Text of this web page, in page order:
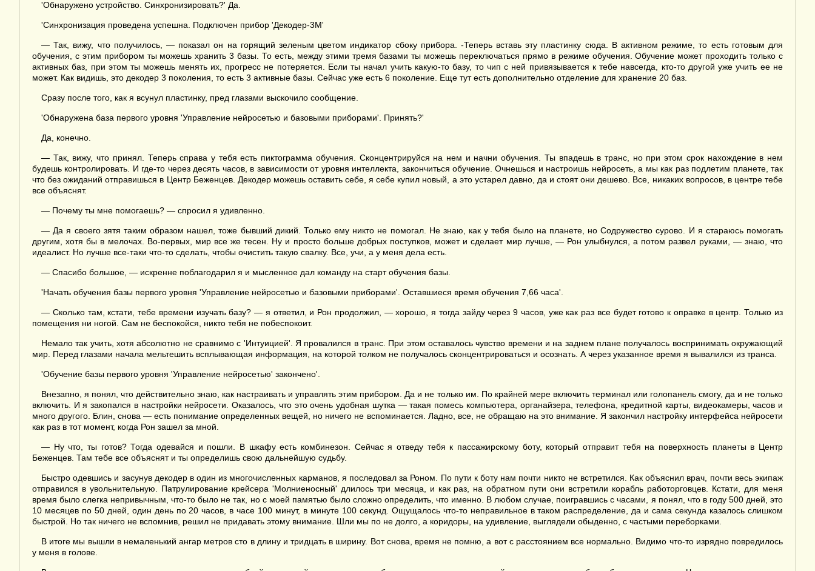
'Обнаружено устройство. Синхронизировать?' Да.
'Синхронизация проведена успешна. Подключен прибор 'Декодер-3М'
— Так, вижу, что получилось, — показал он на горящий зеленым цветом индикатор сбоку прибора. -Теперь вставь эту пластинку сюда. В активном режиме, то есть готовым для
обучения, с этим прибором ты можешь хранить 3 базы. То есть, между этими тремя базами ты можешь переключаться прямо в режиме обучения. Обучение может проходить только с
активных баз, при этом ты можешь менять их, прогресс не потеряется. Если ты начал учить какую-то базу, то чип с ней привязывается к тебе навсегда, кто-то другой уже учить ее не
может. Как видишь, это декодер 3 поколения, то есть 3 активные базы. Сейчас уже есть 6 поколение. Еще тут есть дополнительно отделение для хранение 20 баз.
Сразу после того, как я всунул пластинку, пред глазами выскочило сообщение.
'Обнаружена база первого уровня 'Управление нейросетью и базовыми приборами'. Принять?'
Да, конечно.
— Так, вижу, что принял. Теперь справа у тебя есть пиктограмма обучения. Сконцентрируйся на нем и начни обучения. Ты впадешь в транс, но при этом срок нахождение в нем
будешь контролировать. И где-то через десять часов, в зависимости от уровня интеллекта, закончиться обучение. Очнешься и настроишь нейросеть, а мы как раз подлетим планете, так
что без ожиданий отправишься в Центр Беженцев. Декодер можешь оставить себе, я себе купил новый, а это устарел давно, да и стоят они дешево. Все, никаких вопросов, в центре тебе
все объяснят.
— Почему ты мне помогаешь? — спросил я удивленно.
— Да я своего зятя таким образом нашел, тоже бывший дикий. Только ему никто не помогал. Не знаю, как у тебя было на планете, но Содружество сурово. И я стараюсь помогать
другим, хотя бы в мелочах. Во-первых, мир все же тесен. Ну и просто больше добрых поступков, может и сделает мир лучше, — Рон улыбнулся, а потом развел руками, — знаю, что
идеалист. Но лучше все-таки что-то сделать, чтобы очистить такую свалку. Все, учи, а у меня дела есть.
— Спасибо большое, — искренне поблагодарил я и мысленное дал команду на старт обучения базы.
'Начать обучения базы первого уровня 'Управление нейросетью и базовыми приборами'. Оставшиеся время обучения 7,66 часа'.
— Сколько там, кстати, тебе времени изучать базу? — я ответил, и Рон продолжил, — хорошо, я тогда зайду через 9 часов, уже как раз все будет готово к оправке в центр. Только из
помещения ни ногой. Сам не беспокойся, никто тебя не побеспокоит.
Немало так учить, хотя абсолютно не сравнимо с 'Интуицией'. Я провалился в транс. При этом оставалось чувство времени и на заднем плане получалось воспринимать окружающий
мир. Перед глазами начала мельтешить всплывающая информация, на которой толком не получалось сконцентрироваться и осознать. А через указанное время я вывалился из транса.
'Обучение базы первого уровня 'Управление нейросетью' закончено'.
Внезапно, я понял, что действительно знаю, как настраивать и управлять этим прибором. Да и не только им. По крайней мере включить терминал или голопанель смогу, да и не только
включить. И я закопался в настройки нейросети. Оказалось, что это очень удобная шутка — такая помесь компьютера, органайзера, телефона, кредитной карты, видеокамеры, часов и
много другого. Блин, снова — есть понимание определенных вещей, но ничего не вспоминается. Ладно, все, не обращаю на это внимание. Я закончил настройку интерфейса нейросети
как раз в тот момент, когда Рон зашел за мной.
— Ну что, ты готов? Тогда одевайся и пошли. В шкафу есть комбинезон. Сейчас я отведу тебя к пассажирскому боту, который отправит тебя на поверхность планеты в Центр
Беженцев. Там тебе все объяснят и ты определишь свою дальнейшую судьбу.
Быстро одевшись и засунув декодер в один из многочисленных карманов, я последовал за Роном. По пути к боту нам почти никто не встретился. Как объяснил врач, почти весь экипаж
отправился в увольнительную. Патрулирование крейсера 'Молниеносный' длилось три месяца, и как раз, на обратном пути они встретили корабль работорговцев. Кстати, для меня
время было слегка непривычным, что-то было не так, но с моей памятью было сложно определить, что именно. В любом случае, поигравшись с часами, я понял, что в году 500 дней, это
10 месяцев по 50 дней, один день по 20 часов, в часе 100 минут, в минуте 100 секунд. Ощущалось что-то неправильное в таком распределение, да и сама секунда казалось слишком
быстрой. Но так ничего не вспомнив, решил не придавать этому внимание. Шли мы по не долго, а коридоры, на удивление, выглядели обыденно, с частыми переборками.
В итоге мы вышли в немаленький ангар метров сто в длину и тридцать в ширину. Вот снова, время не помню, а вот с расстоянием все нормально. Видимо что-то изрядно повредилось
у меня в голове.